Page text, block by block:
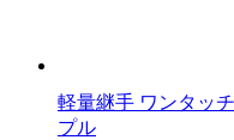
軽量継手 ワンタッ
プル